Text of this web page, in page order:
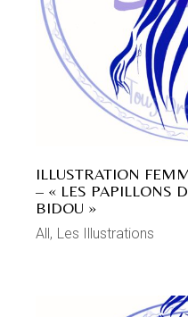
ILLUSTRATION
– « LES PAPILLONS
BIDOU »
All Les Illustrations